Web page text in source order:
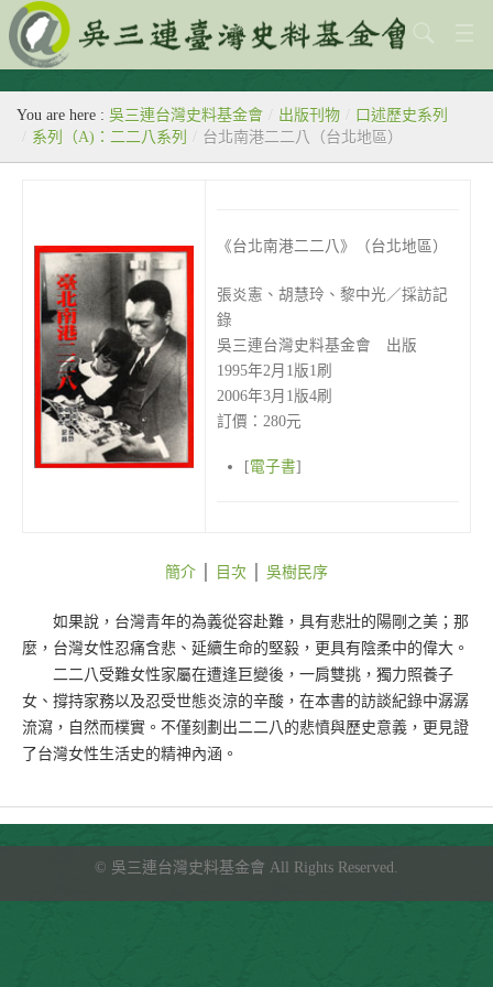
關於本會
歷史教室
歷年活動
館藏查詢
台灣史料中心
You are here : 吳三連台灣史料基金會 / 出版刊物 / 口述歷史系列
/ 系列（A)：二二八系列 / 台北南港二二八（台北地區）
《台北南港二二八》（台北地區）
張炎憲、胡慧玲、黎中光／採訪記
錄
吳三連台灣史料基金會 出版
1995年2月1版1刷
2006年3月1版4刷
訂價：280元
[電子書]
簡介 目次 吳樹民序
如果說，台灣青年的為義從容赴難，具有悲壯的陽剛之美；那
麼，台灣女性忍痛含悲、延續生命的堅毅，更具有陰柔中的偉大。
二二八受難女性家屬在遭逢巨變後，一肩雙挑，獨力照養子
女、撐持家務以及忍受世態炎涼的辛酸，在本書的訪談紀錄中潺潺
流瀉，自然而樸實。不僅刻劃出二二八的悲憤與歷史意義，更見證
了台灣女性生活史的精神內涵。
© 吳三連台灣史料基金會 All Rights Reserved.